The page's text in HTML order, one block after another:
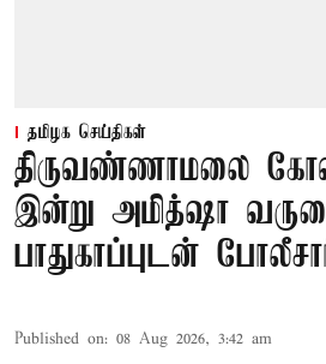
தமிழக செய்திகள்
திருவண்ணாமலை
இன்று அமித்ஷா
பாதுகாப்புடன்
Published on: 08 Aug 2026, 3:42 am